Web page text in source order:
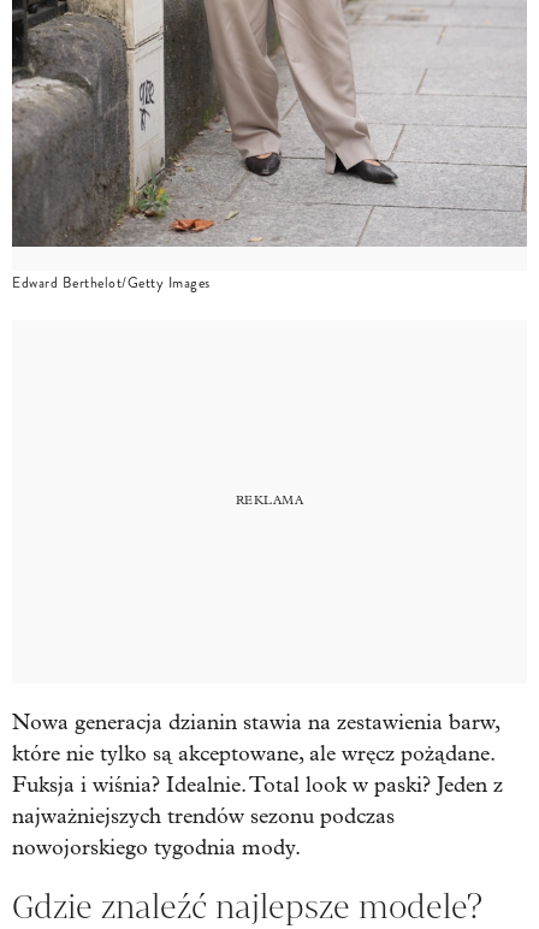
Edward Berthelot/Getty Images
Nowa generacja dzianin stawia na zestawienia barw,
które nie tylko są akceptowane, ale wręcz pożądane.
Fuksja i wiśnia? Idealnie. Total look w paski? Jeden z
najważniejszych trendów sezonu podczas
nowojorskiego tygodnia mody.
Gdzie znaleźć najlepsze modele?